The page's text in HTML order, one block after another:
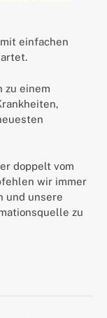
einfachen
zu einem
doppelt vom
wir immer
und unsere
zu